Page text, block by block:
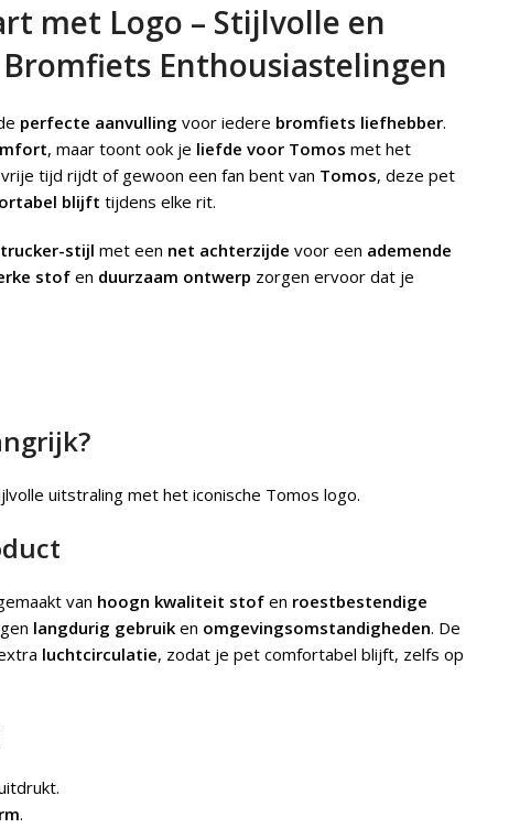
met Logo – Stijlvolle en
Enthousiastelingen
perfecte aanvulling voor iedere bromfiets liefhebber.
, maar toont ook je liefde voor Tomos met het
tijd rijdt of gewoon een fan bent van Tomos, deze pet
blijft tijdens elke rit.
stijl met een net achterzijde voor een ademende
stof en duurzaam ontwerp zorgen ervoor dat je
uitstraling met het iconische Tomos logo.
van hoogn kwaliteit stof en roestbestendige
langdurig gebruik en omgevingsomstandigheden. De
luchtcirculatie, zodat je pet comfortabel blijft, zelfs op
.